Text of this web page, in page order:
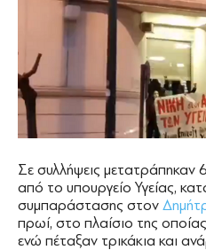
Σε συλλήψεις
από το υπουργείο Υγείας,
συμπαράστασης στον
πρωί, στο πλαίσιο της
ενώ πέταξαν τρικάκια και